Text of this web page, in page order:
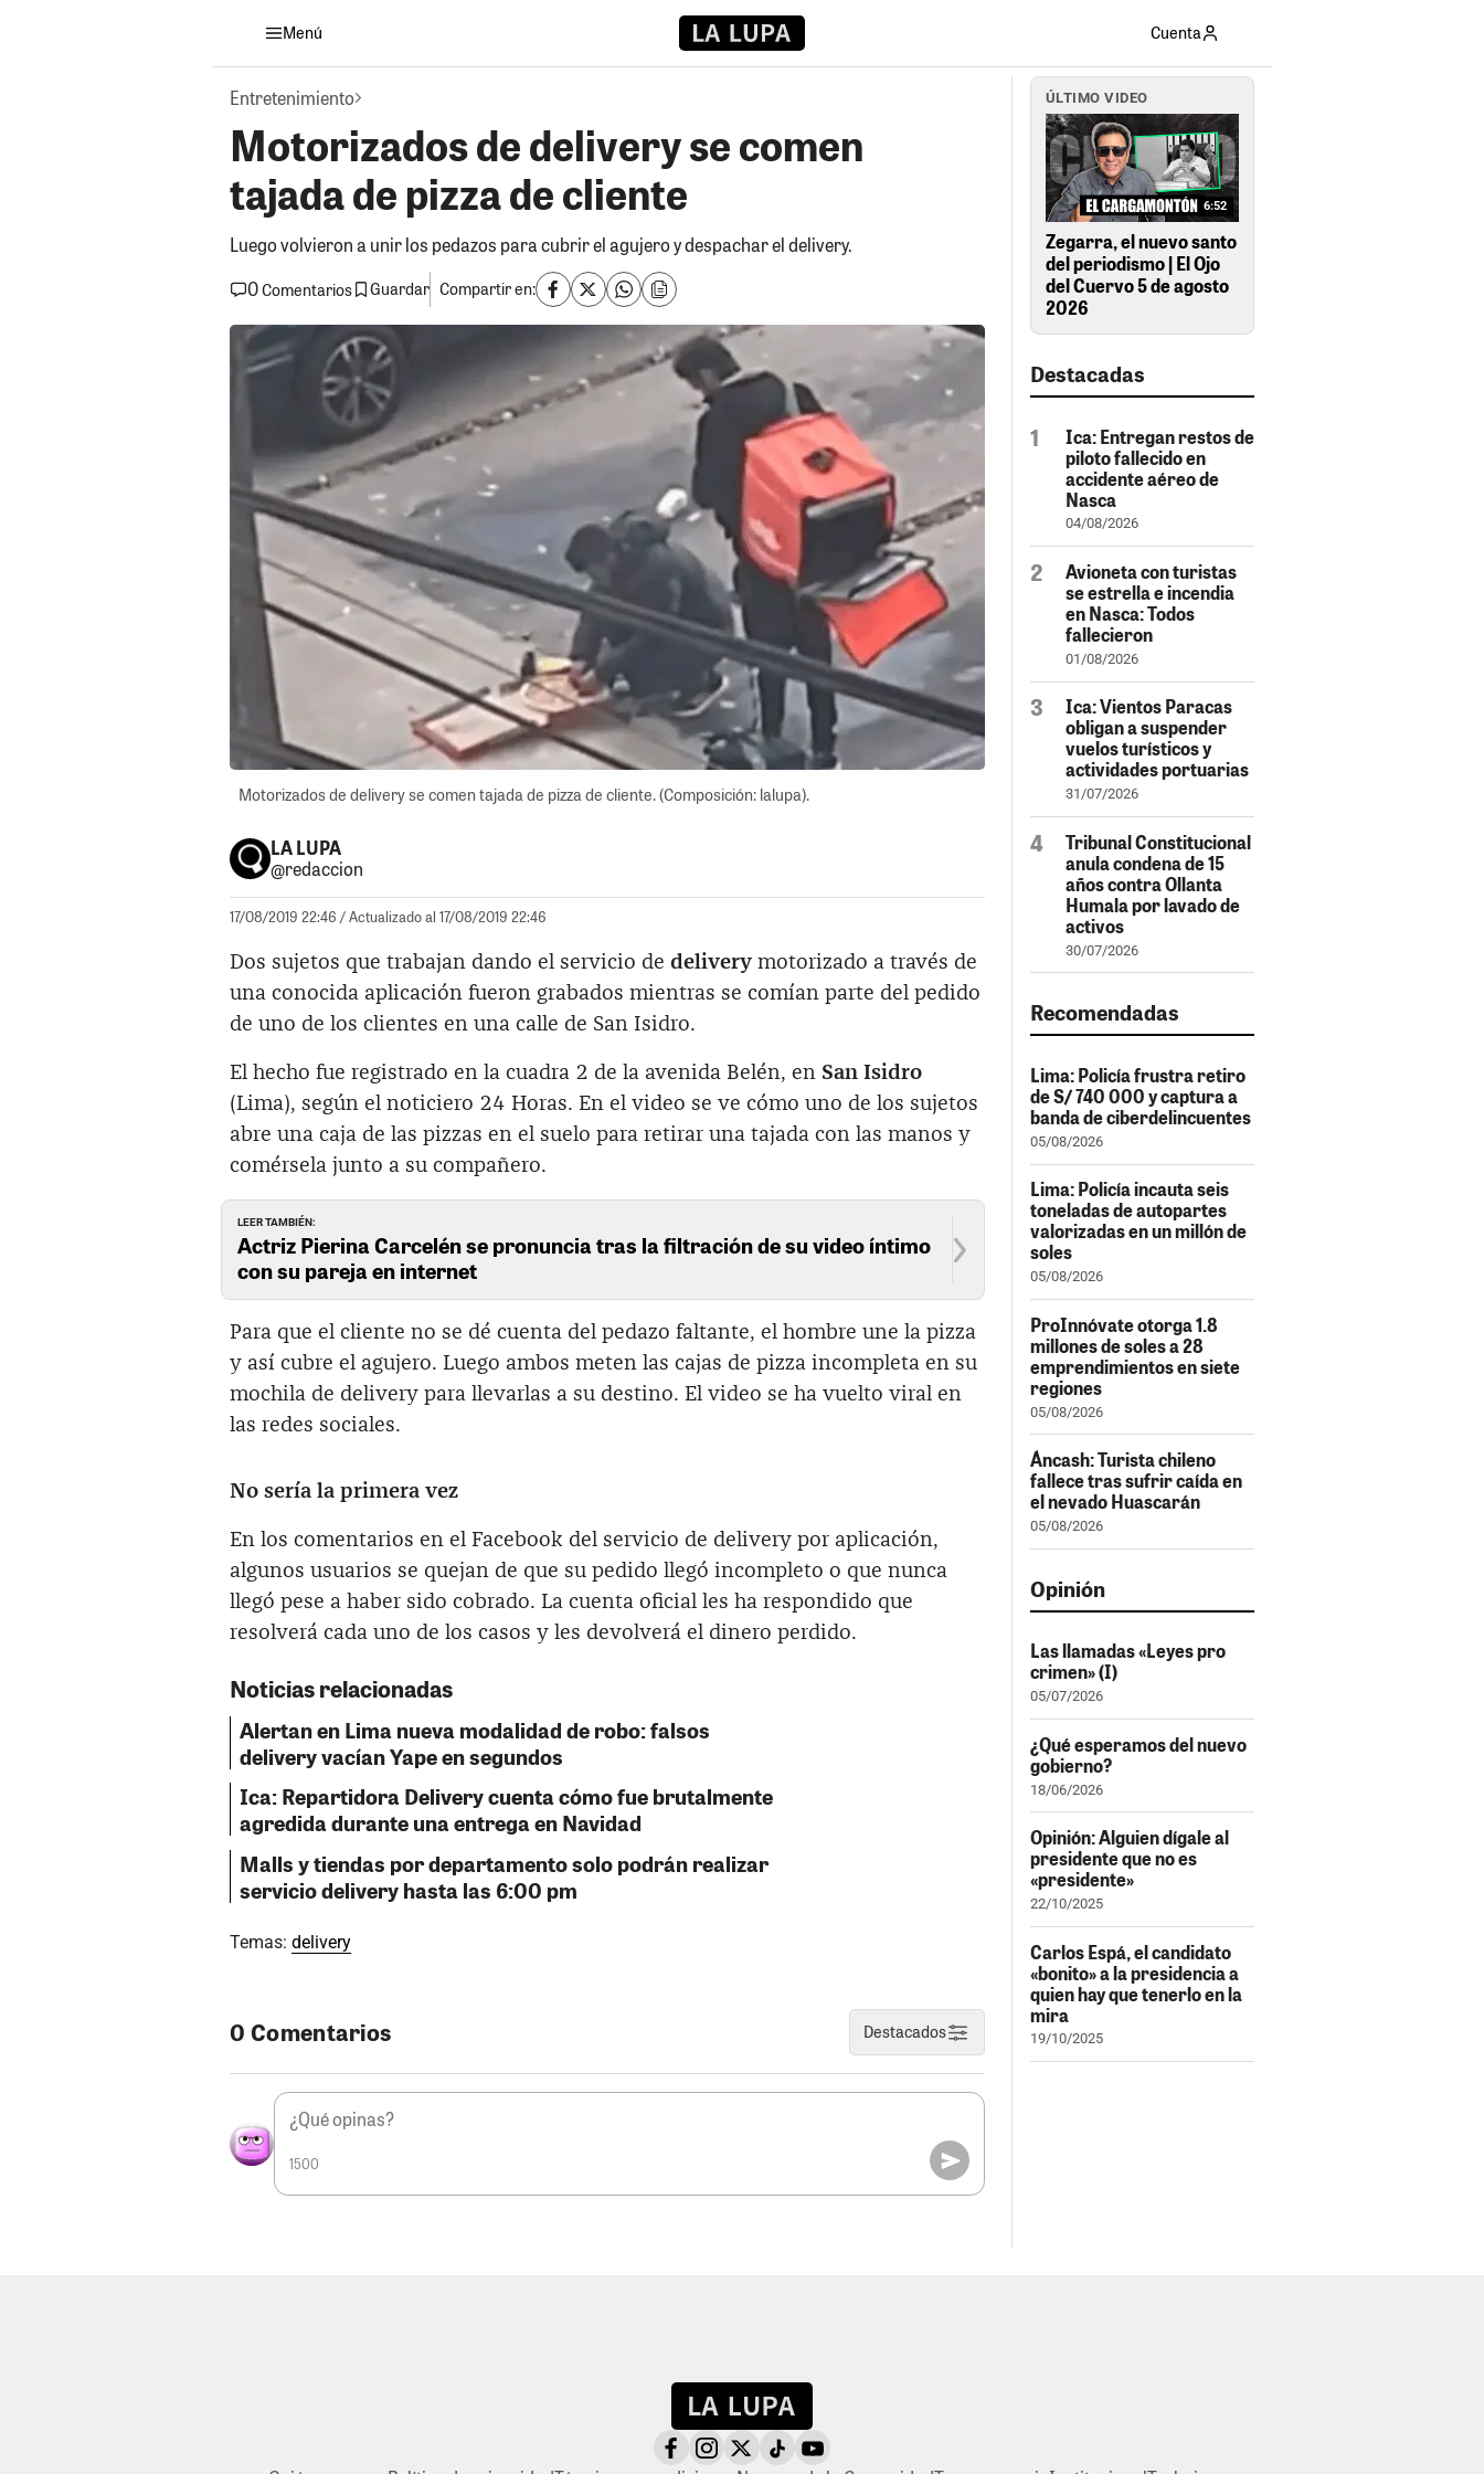
Menú Cuenta
Entretenimiento
Motorizados de delivery se comen
tajada de pizza de cliente
Luego volvieron a unir los pedazos para cubrir el agujero y despachar el delivery.
0Comentarios Guardar Compartir en:
Motorizados de delivery se comen tajada de pizza de cliente. (Composición: lalupa).
LA LUPA
@redaccion
17/08/2019 22:46 / Actualizado al 17/08/2019 22:46
Dos sujetos que trabajan dando el servicio de delivery motorizado a través de
una conocida aplicación fueron grabados mientras se comían parte del pedido
de uno de los clientes en una calle de San Isidro.
El hecho fue registrado en la cuadra 2 de la avenida Belén, en San Isidro
(Lima), según el noticiero 24 Horas. En el video se ve cómo uno de los sujetos
abre una caja de las pizzas en el suelo para retirar una tajada con las manos y
comérsela junto a su compañero.
LEER TAMBIÉN:
Actriz Pierina Carcelén se pronuncia tras la filtración de su video íntimo
con su pareja en internet
Para que el cliente no se dé cuenta del pedazo faltante, el hombre une la pizza
y así cubre el agujero. Luego ambos meten las cajas de pizza incompleta en su
mochila de delivery para llevarlas a su destino. El video se ha vuelto viral en
las redes sociales.
No sería la primera vez
En los comentarios en el Facebook del servicio de delivery por aplicación,
algunos usuarios se quejan de que su pedido llegó incompleto o que nunca
llegó pese a haber sido cobrado. La cuenta oficial les ha respondido que
resolverá cada uno de los casos y les devolverá el dinero perdido.
Noticias relacionadas
Alertan en Lima nueva modalidad de robo: falsos
delivery vacían Yape en segundos
Ica: Repartidora Delivery cuenta cómo fue brutalmente
agredida durante una entrega en Navidad
Malls y tiendas por departamento solo podrán realizar
servicio delivery hasta las 6:00 pm
Temas: delivery
0 Comentarios Destacados
1500
ÚLTIMO VIDEO
6:52
Zegarra, el nuevo santo
del periodismo | El Ojo
del Cuervo 5 de agosto
2026
Destacadas
Ica: Entregan restos de
piloto fallecido en
accidente aéreo de
Nasca
04/08/2026
Avioneta con turistas
se estrella e incendia
en Nasca: Todos
fallecieron
01/08/2026
Ica: Vientos Paracas
obligan a suspender
vuelos turísticos y
actividades portuarias
31/07/2026
Tribunal Constitucional
anula condena de 15
años contra Ollanta
Humala por lavado de
activos
30/07/2026
Recomendadas
Lima: Policía frustra retiro
de S/ 740 000 y captura a
banda de ciberdelincuentes
05/08/2026
Lima: Policía incauta seis
toneladas de autopartes
valorizadas en un millón de
soles
05/08/2026
ProInnóvate otorga 1.8
millones de soles a 28
emprendimientos en siete
regiones
05/08/2026
Áncash: Turista chileno
fallece tras sufrir caída en
el nevado Huascarán
05/08/2026
Opinión
Las llamadas «Leyes pro
crimen» (I)
05/07/2026
¿Qué esperamos del nuevo
gobierno?
18/06/2026
Opinión: Alguien dígale al
presidente que no es
«presidente»
22/10/2025
Carlos Espá, el candidato
«bonito» a la presidencia a
quien hay que tenerlo en la
mira
19/10/2025